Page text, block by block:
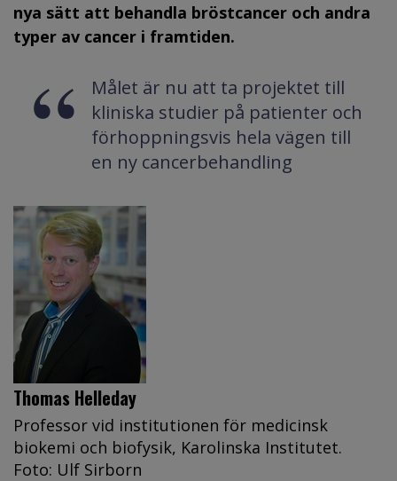
nya sätt att behandla bröstcancer och andra
typer av cancer i framtiden.
Målet är nu att ta projektet till
kliniska studier på patienter och
förhoppningsvis hela vägen till
en ny cancerbehandling
Thomas Helleday
Professor vid institutionen för medicinsk
biokemi och biofysik, Karolinska Institutet.
Foto: Ulf Sirborn